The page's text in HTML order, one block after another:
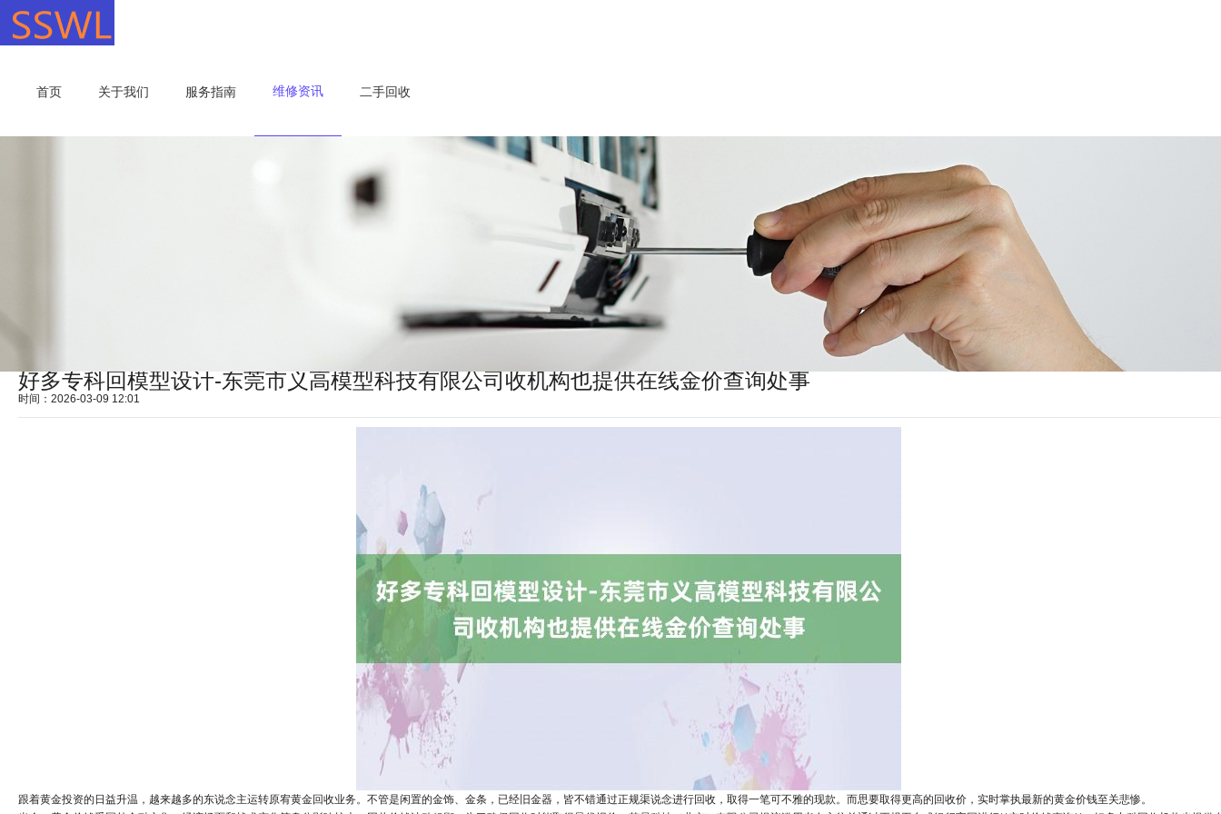
首页 关于我们 服务指南 维修资讯 二手回收
好多专科回模型设计-东莞市义高模型科技有限公司收机构也提供在线金价查询处事
时间：2026-03-09 12:01
跟着黄金投资的日益升温，越来越多的东说念主运转原宥黄金回收业务。不管是闲置的金饰、金条，已经旧金器，皆不错通过正规渠说念进行回收，取得一笔可不雅的现款。而思要取得更高的回收价，实时掌执最新的黄金价钱至关悲惨。